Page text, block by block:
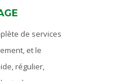
de services
et le
régulier,